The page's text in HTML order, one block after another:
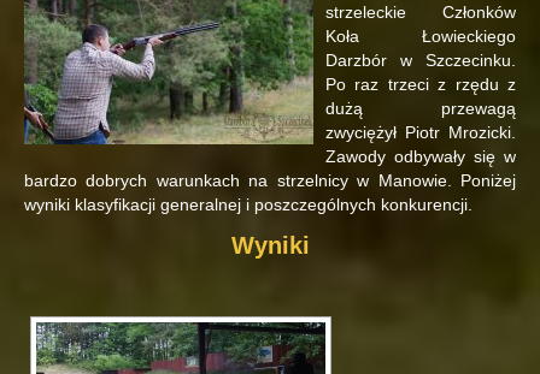
strzeleckie Członków
Koła Łowieckiego
Darzbór w Szczecinku.
Po raz trzeci z rzędu z
dużą przewagą
zwyciężył Piotr Mrozicki.
Zawody odbywały się w
bardzo dobrych warunkach na strzelnicy w Manowie. Poniżej
wyniki klasyfikacji generalnej i poszczególnych konkurencji.
Wyniki